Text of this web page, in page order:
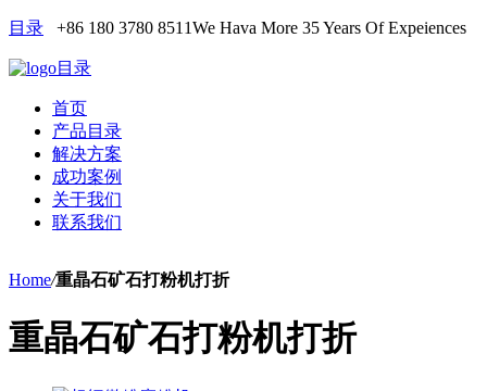
目录 +86 180 3780 8511We Hava More 35 Years Of Expeiences
目录
首页
产品目录
解决方案
成功案例
关于我们
联系我们
Home/重晶石矿石打粉机打折
重晶石矿石打粉机打折